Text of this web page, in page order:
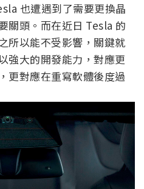
也遭遇到了需要更換晶
關頭。而在近日 Tesla 的
所以能不受影響，關鍵就
強大的開發能力，對應更
更對應在重寫軟體後度過